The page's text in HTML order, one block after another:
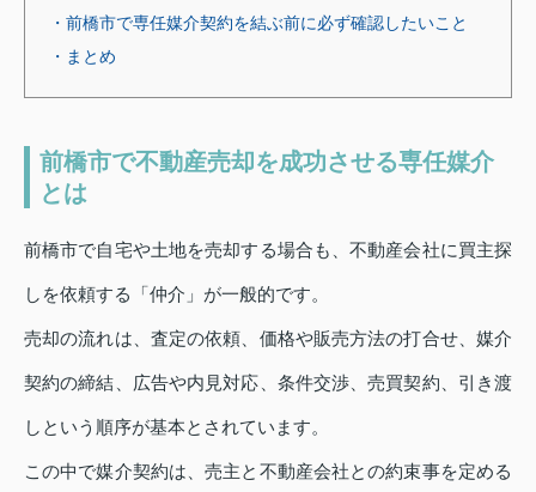
・前橋市で専任媒介契約を結ぶ前に必ず確認したいこと
・まとめ
前橋市で不動産売却を成功させる専任媒介
とは
前橋市で自宅や土地を売却する場合も、不動産会社に買主探
しを依頼する「仲介」が一般的です。
売却の流れは、査定の依頼、価格や販売方法の打合せ、媒介
契約の締結、広告や内見対応、条件交渉、売買契約、引き渡
しという順序が基本とされています。
この中で媒介契約は、売主と不動産会社との約束事を定める